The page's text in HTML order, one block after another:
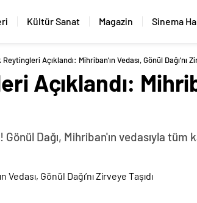
Kültür Sanat Magazin Sinema
Açıklandı: Mihriban’ın Vedası, Gönül Dağı’nı
Açıklandı:
Gönül Dağı, Mihriban'ın vedasıyla